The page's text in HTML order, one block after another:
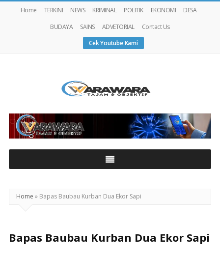
Home TERKINI NEWS KRIMINAL POLITIK EKONOMI
DESA
BUDAYA
SAINS ADVETORIAL
Contact Us
Cek Youtube Kami
Home » Bapas Baubau Kurban Dua Ekor Sapi
Bapas Baubau Kurban Dua Ekor Sapi